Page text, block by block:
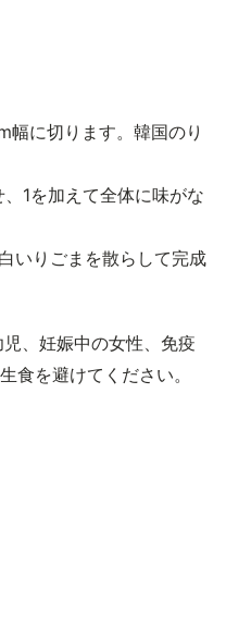
幅に切ります。韓国のり
1を加えて全体に味がな
いりごまを散らして完成
、妊娠中の女性、免疫
食を避けてください。